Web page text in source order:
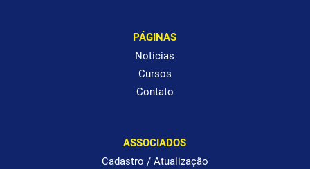
PÁGINAS
Notícias
Cursos
Contato
ASSOCIADOS
Cadastro / Atualização